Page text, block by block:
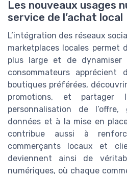
Les nouveaux usages
service de l’achat local
L’intégration des réseaux
marketplaces locales permet
plus large et de
consommateurs apprécient
boutiques préférées,
promotions, et partager
personnalisation de
données et à la mise en
contribue aussi à
commerçants locaux et
deviennent ainsi de
numériques, où chaque